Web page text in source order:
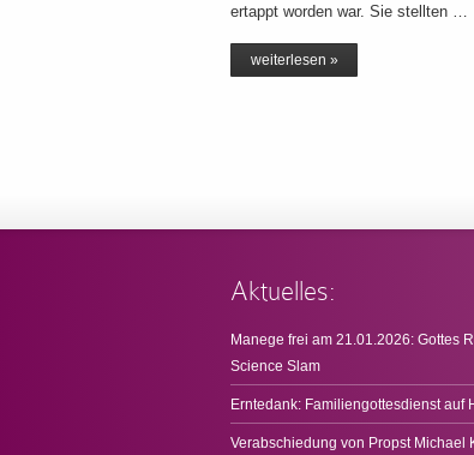
ertappt worden war. Sie stellten …
weiterlesen »
Aktuelles:
Manege frei am 21.01.2026: Gottes
Science Slam
Erntedank: Familiengottesdienst auf
Verabschiedung von Propst Michael